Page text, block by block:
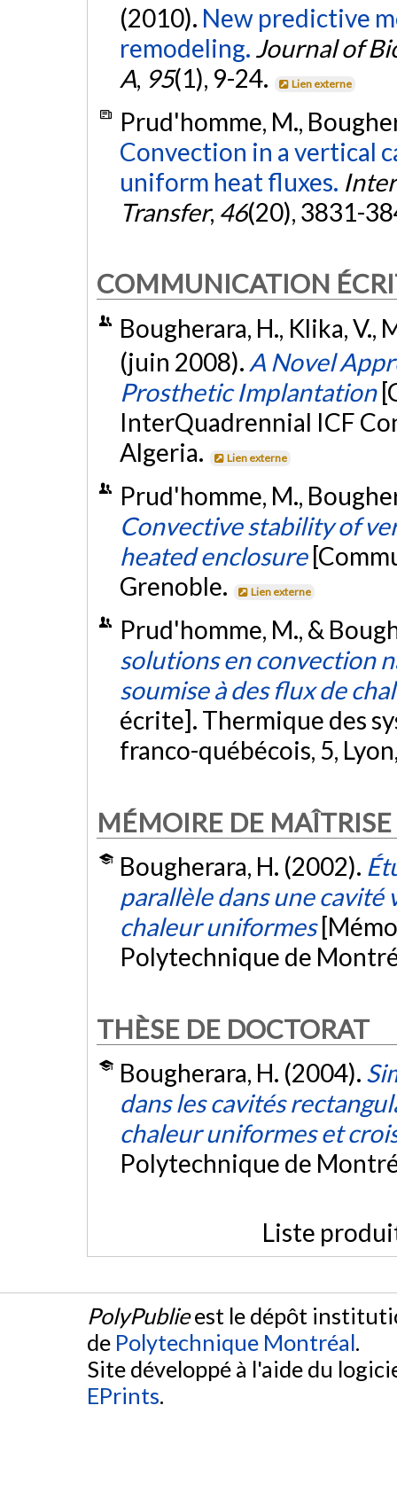
(2010). New predictive
remodeling. Journal of
A, 95(1), 9-24. Lien externe
Prud'homme, M.,
Convection in a vertical
uniform heat fluxes.
Transfer, 46(20), 3831-
COMMUNICATION
Bougherara, H., Klika, V.,
(juin 2008). A Novel
Prosthetic Implantation
InterQuadrennial ICF
Algeria.
Lien externe
Prud'homme, M.,
Convective stability of
heated enclosure
Grenoble.
Lien externe
Prud'homme, M., &
solutions en convection
soumise à des flux de
écrite]. Thermique des
franco-québécois, 5,
MÉMOIRE DE MAÎTRISE
Bougherara, H. (2002).
parallèle dans une cavité
chaleur uniformes
Polytechnique de
THÈSE DE DOCTORAT
Bougherara, H. (2004).
dans les cavités
chaleur uniformes et
Polytechnique de
Liste
PolyPublieest le dépôt
de Polytechnique Montréal.
Site développé à l'aide du
EPrints.